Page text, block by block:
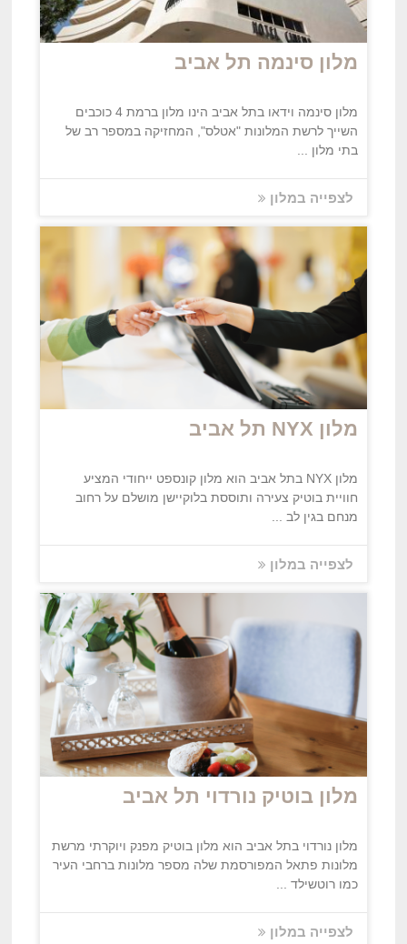
מלון סינמה תל אביב
מלון סינמה וידאו בתל אביב הינו מלון ברמת 4 כוכבים
השייך לרשת המלונות "אטלס", המחזיקה במספר רב של
בתי מלון ...
לצפייה במלון
מלון NYX תל אביב
מלון NYX בתל אביב הוא מלון קונספט ייחודי המציע
חוויית בוטיק צעירה ותוססת בלוקיישן מושלם על רחוב
מנחם בגין לב ...
לצפייה במלון
מלון בוטיק נורדוי תל אביב
מלון נורדוי בתל אביב הוא מלון בוטיק מפנק ויוקרתי מרשת
מלונות פתאל המפורסמת שלה מספר מלונות ברחבי העיר
כמו רוטשילד ...
לצפייה במלון